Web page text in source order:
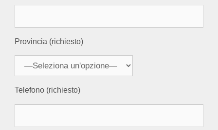
Provincia (richiesto)
Telefono (richiesto)